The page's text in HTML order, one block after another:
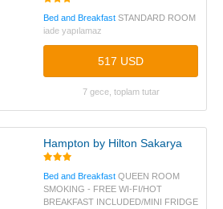
Bed and Breakfast STANDARD ROOM
iade yapılamaz
517 USD
7 gece, toplam tutar
Hampton by Hilton Sakarya
Bed and Breakfast QUEEN ROOM
SMOKING - FREE WI-FI/HOT
BREAKFAST INCLUDED/MINI FRIDGE